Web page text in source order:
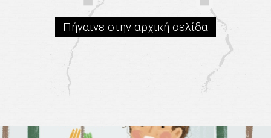
Πήγαινε στην αρχική σελίδα